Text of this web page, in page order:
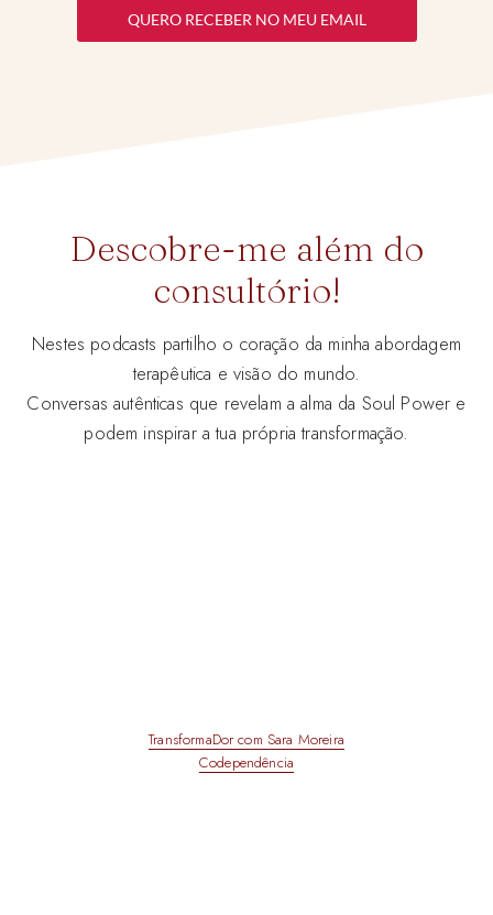
QUERO RECEBER NO MEU EMAIL
Descobre-me além do
consultório!
Nestes podcasts partilho o coração da minha abordagem
terapêutica e visão do mundo.
Conversas autênticas que revelam a alma da Soul Power e
podem inspirar a tua própria transformação.
TransformaDor com Sara Moreira
Codependência